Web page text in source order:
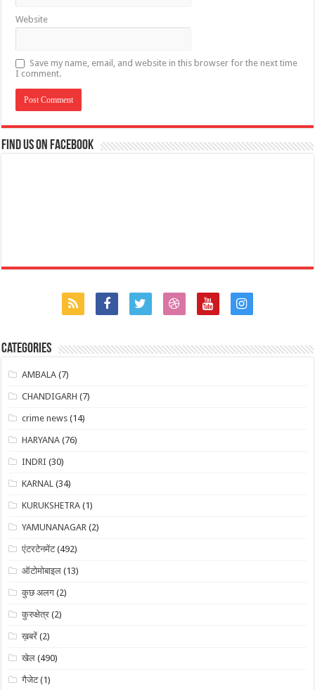
Website
Save my name, email, and website in this browser for the next time
I comment.
Find us on Facebook
Categories
AMBALA (7)
CHANDIGARH (7)
crime news (14)
HARYANA (76)
INDRI (30)
KARNAL (34)
KURUKSHETRA (1)
YAMUNANAGAR (2)
एंटरटेनमेंट(492)
ऑटोमोबाइल (13)
कुछ अलग (2)
कुरुक्षेत्र (2)
ख़बरें (2)
खेल (490)
गैजेट(1)